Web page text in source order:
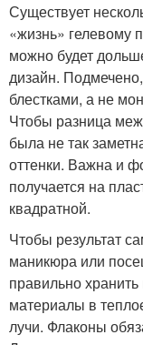
Существует
«жизнь» гелевому
можно будет
дизайн. Подмечено,
блестками, а не
Чтобы разница
была не так
оттенки. Важна и
получается на
квадратной.
Чтобы результат
маникюра или
правильно
материалы в
лучи. Флаконы